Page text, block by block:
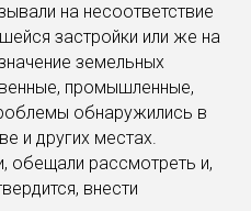
на несоответствие
застройки или же на
земельных
промышленные,
обнаружились в
и других местах.
обещали рассмотреть и,
внести